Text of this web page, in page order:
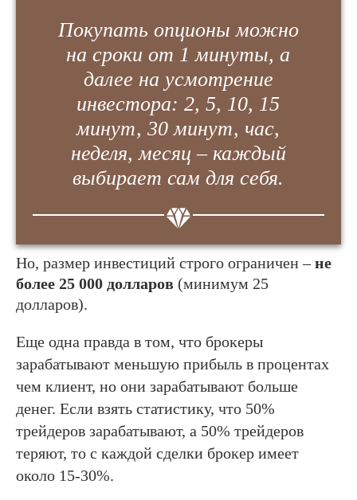
Покупать опционы можно
на сроки от 1 минуты, а
далее на усмотрение
инвестора: 2, 5, 10, 15
минут, 30 минут, час,
неделя, месяц – каждый
выбирает сам для себя.
Но, размер инвестиций строго ограничен –не
более 25 000 долларов (минимум 25
долларов).
Еще одна правда в том, что брокеры
зарабатывают меньшую прибыль в процентах
чем клиент, но они зарабатывают больше
денег. Если взять статистику, что 50%
трейдеров зарабатывают, а 50% трейдеров
теряют, то с каждой сделки брокер имеет
около 15-30%.